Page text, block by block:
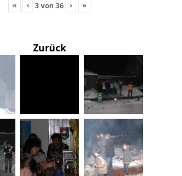
« ‹ 3von36 › »
Zurück